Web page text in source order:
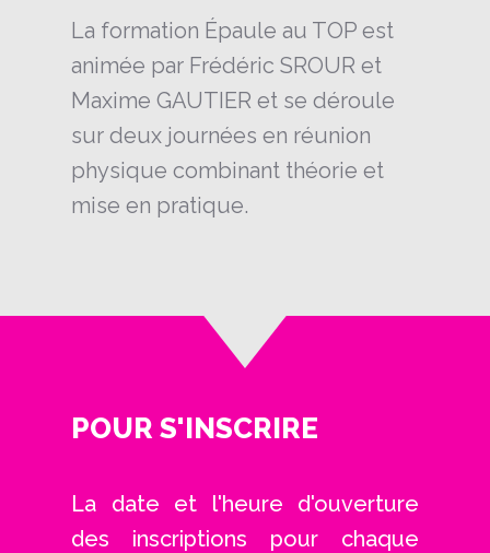
La formation Épaule au TOP est
animée par Frédéric SROUR et
Maxime GAUTIER et se déroule
sur deux journées en réunion
physique combinant théorie et
mise en pratique.
POUR S'INSCRIRE
La date et l'heure d'ouverture
des inscriptions pour chaque